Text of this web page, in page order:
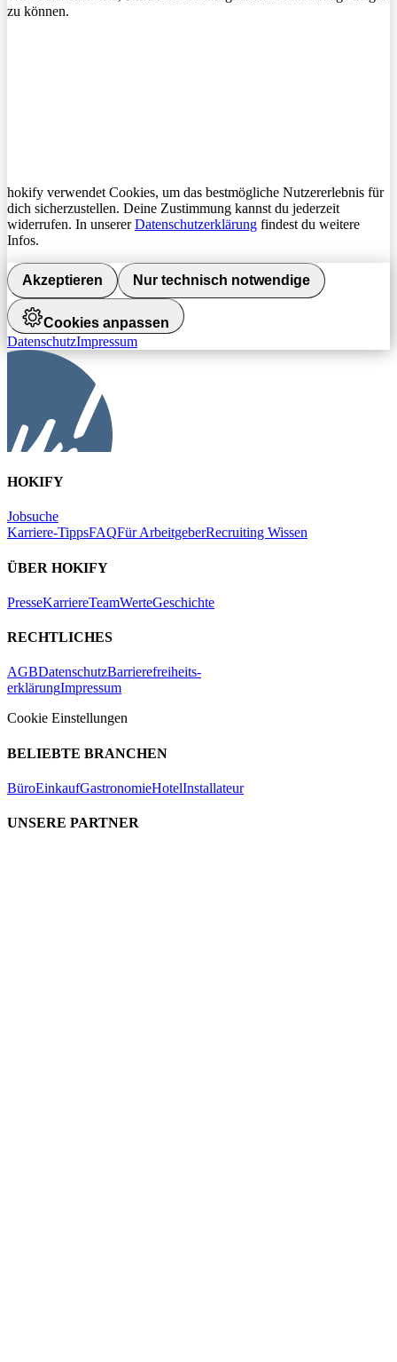
zu können.
hokify verwendet Cookies, um das bestmögliche Nutzererlebnis für
dich sicherzustellen. Deine Zustimmung kannst du jederzeit
widerrufen. In unsererDatenschutzerklärung findest du weitere
Infos.
Akzeptieren Nur technisch notwendige
Cookies anpassen
DatenschutzImpressum
HOKIFY
Jobsuche
Karriere-TippsFAQFür ArbeitgeberRecruiting Wissen
ÜBER HOKIFY
PresseKarriereTeamWerteGeschichte
RECHTLICHES
AGBDatenschutzBarrierefreiheits-
erklärungImpressum
Cookie Einstellungen
BELIEBTE BRANCHEN
BüroEinkaufGastronomieHotelInstallateur
UNSERE PARTNER